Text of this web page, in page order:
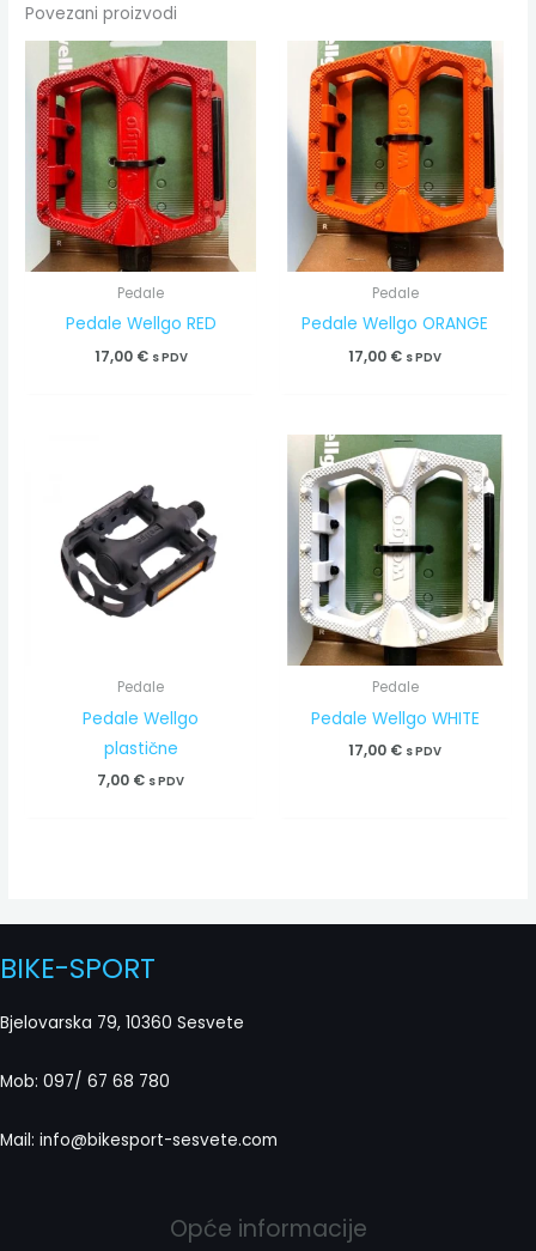
Povezani proizvodi
Pedale
Pedale Wellgo RED
17,00 € s PDV
Pedale
Pedale Wellgo ORANGE
17,00 € s PDV
Pedale
Pedale Wellgo
plastične
7,00 € s PDV
Pedale
Pedale Wellgo WHITE
17,00 € s PDV
BIKE-SPORT
Bjelovarska 79, 10360 Sesvete
Mob: 097/ 67 68 780
Mail: info@bikesport-sesvete.com
Opće informacije